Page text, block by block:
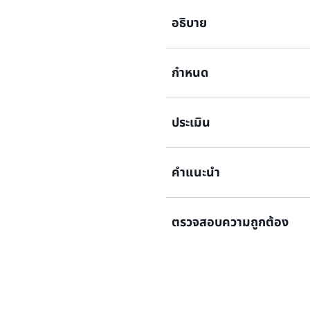
อธิบาย
อธิบายแอปพลิเคชันของคุณว่
แอปพลิเคชันยังสามารถอธิบา
กำหนด
ประกอบด้วยเป้าหมายด้าน
ฐาน Availability Zone และ
ประเมิน
การประเมินของ AWS
โครงสร้างพื้นฐานที่ไม่สมบูร
คำแนะนำ
AWS Resilience Hub ให้คำ
ตรวจสอบความถูกต้อง